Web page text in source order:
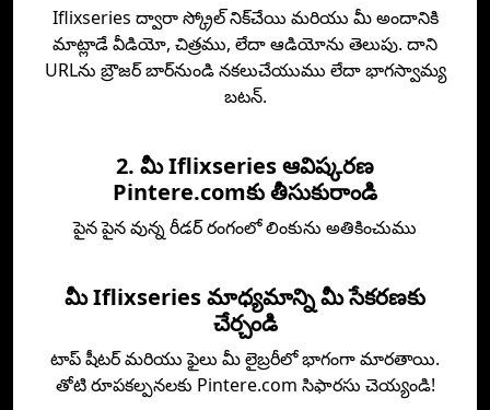
Iflixseries ద్వారా స్క్రోల్ నిక్‌చేయి మరియు మీ అందానికి
మాట్లాడే వీడియో, చిత్రము, లేదా ఆడియోను తెలుపు. దాని
URLను బ్రౌజర్ బార్‌నుండి నకలుచేయుము లేదా భాగస్వామ్య
బటన్.
2. మీ Iflixseries ఆవిష్కరణ
Pintere.comకు తీసుకురాండి
పైన పైన వున్న రీడర్ రంగంలో లింకును అతికించుము
మీ Iflixseries మాధ్యమాన్ని మీ సేకరణకు
చేర్చండి
టాప్‌ షీటర్ మరియు ఫైలు మీ లైబ్రరీలో భాగంగా మారతాయి.
తోటి రూపకల్పనలకు Pintere.com సిఫారసు చెయ్యండి!